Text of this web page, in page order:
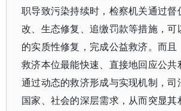
职导致污染持续时，检察机关通过督
改、生态修复、追缴罚款等措施，可
的实质性修复，完成公益救济。而且
救济本位最能快速、直接地回应公共
通过动态的救济形成与实现机制，司
国家、社会的深层需求，从而突显其